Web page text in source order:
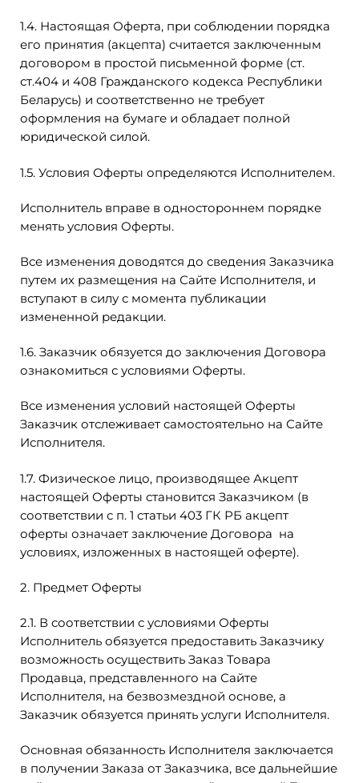
1.4. Настоящая Оферта, при соблюдении порядка
его принятия (акцепта) считается заключенным
договором в простой письменной форме (ст.
ст.404 и 408 Гражданского кодекса Республики
Беларусь) и соответственно не требует
оформления на бумаге и обладает полной
юридической силой.
1.5. Условия Оферты определяются Исполнителем.
Исполнитель вправе в одностороннем порядке
менять условия Оферты.
Все изменения доводятся до сведения Заказчика
путем их размещения на Сайте Исполнителя, и
вступают в силу с момента публикации
измененной редакции.
1.6. Заказчик обязуется до заключения Договора
ознакомиться с условиями Оферты.
Все изменения условий настоящей Оферты
Заказчик отслеживает самостоятельно на Сайте
Исполнителя.
1.7. Физическое лицо, производящее Акцепт
настоящей Оферты становится Заказчиком (в
соответствии с п. 1 статьи 403 ГК РБ акцепт
оферты означает заключение Договора на
условиях, изложенных в настоящей оферте).
2. Предмет Оферты
2.1. В соответствии с условиями Оферты
Исполнитель обязуется предоставить Заказчику
возможность осуществить Заказ Товара
Продавца, представленного на Сайте
Исполнителя, на безвозмездной основе, а
Заказчик обязуется принять услуги Исполнителя.
Основная обязанность Исполнителя заключается
в получении Заказа от Заказчика, все дальнейшие